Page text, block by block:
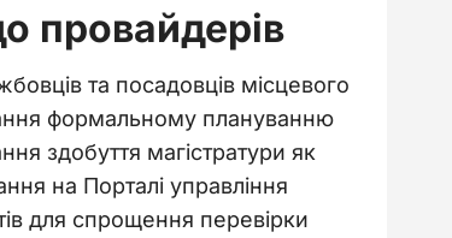
провайдерів
та посадовців місцевого
формальному плануванню
здобуття магістратури як
на Порталі управління
для спрощення перевірки